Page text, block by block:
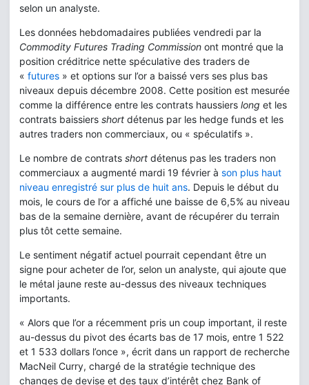
selon un analyste.
Les données hebdomadaires publiées vendredi par la
Commodity Futures Trading Commission ont montré que la
position créditrice nette spéculative des traders de
« futures » et options sur l’or a baissé vers ses plus bas
niveaux depuis décembre 2008. Cette position est mesurée
comme la différence entre les contrats haussiers long et les
contrats baissiers short détenus par les hedge funds et les
autres traders non commerciaux, ou « spéculatifs ».
Le nombre de contrats short détenus pas les traders non
commerciaux a augmenté mardi 19 février à son plus haut
niveau enregistré sur plus de huit ans. Depuis le début du
mois, le cours de l’or a affiché une baisse de 6,5% au niveau
bas de la semaine dernière, avant de récupérer du terrain
plus tôt cette semaine.
Le sentiment négatif actuel pourrait cependant être un
signe pour acheter de l’or, selon un analyste, qui ajoute que
le métal jaune reste au-dessus des niveaux techniques
importants.
« Alors que l’or a récemment pris un coup important, il reste
au-dessus du pivot des écarts bas de 17 mois, entre 1 522
et 1 533 dollars l’once », écrit dans un rapport de recherche
MacNeil Curry, chargé de la stratégie technique des
changes de devise et des taux d’intérêt chez Bank of